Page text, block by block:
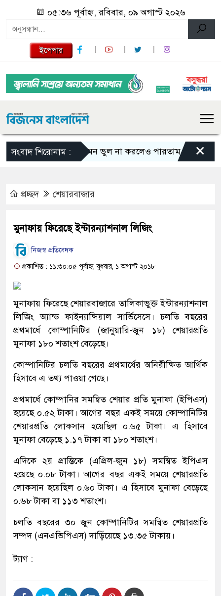
০৫:৩৬ পূর্বাহ্ন, রবিবার, ০৯ অগাস্ট ২০২৬
ইপেপার
সংবাদ শিরোনাম :এমন ভুল না করলেও পারতাম : শাকিব খান
×
প্রচ্ছদ শেয়ারবাজার
মুনাফায় ফিরেছে ইন্টারন্যাশনাল লিজিং
নিজস্ব প্রতিবেদক
প্রকাশিত : ১১:৩০:০৫ পূর্বাহ্ন, বুধবার, ১ অগাস্ট ২০১৮
মুনাফায় ফিরেছে শেয়ারবাজারে তালিকাভুক্ত ইন্টারন্যাশনাল
লিজিং অ্যান্ড ফাইন্যান্সিয়াল সার্ভিসেসে। চলতি বছরের
প্রথমার্ধে কোম্পানিটির (জানুয়ারি-জুন ১৮) শেয়ারপ্রতি
মুনাফা ১৮০ শতাংশ বেড়েছে।
কোম্পানিটির চলতি বছরের প্রথমার্ধের অনিরীক্ষিত আর্থিক
হিসাবে এ তথ্য পাওয়া গেছে।
প্রথমার্ধে কোম্পানির সমন্বিত শেয়ার প্রতি মুনাফা (ইপিএস)
হয়েছে ০.৫২ টাকা। আগের বছর একই সময়ে কোম্পানিটির
শেয়ারপ্রতি লোকসান হয়েছিল ০.৬৫ টাকা। এ হিসাবে
মুনাফা বেড়েছে ১.১৭ টাকা বা ১৮০ শতাংশ।
এদিকে ২য় প্রান্তিকে (এপ্রিল-জুন ১৮) সমন্বিত ইপিএস
হয়েছে ০.০৮ টাকা। আগের বছর একই সময়ে শেয়ারপ্রতি
লোকসান হয়েছিল ০.৬০ টাকা। এ হিসাবে মুনাফা বেড়েছে
০.৬৮ টাকা বা ১১৩ শতাংশ।
চলতি বছরের ৩০ জুন কোম্পানিটির সমন্বিত শেয়ারপ্রতি
সম্পদ (এনএভিপিএস) দাড়িঁয়েছে ১৩.৩৫ টাকায়।
ট্যাগ :